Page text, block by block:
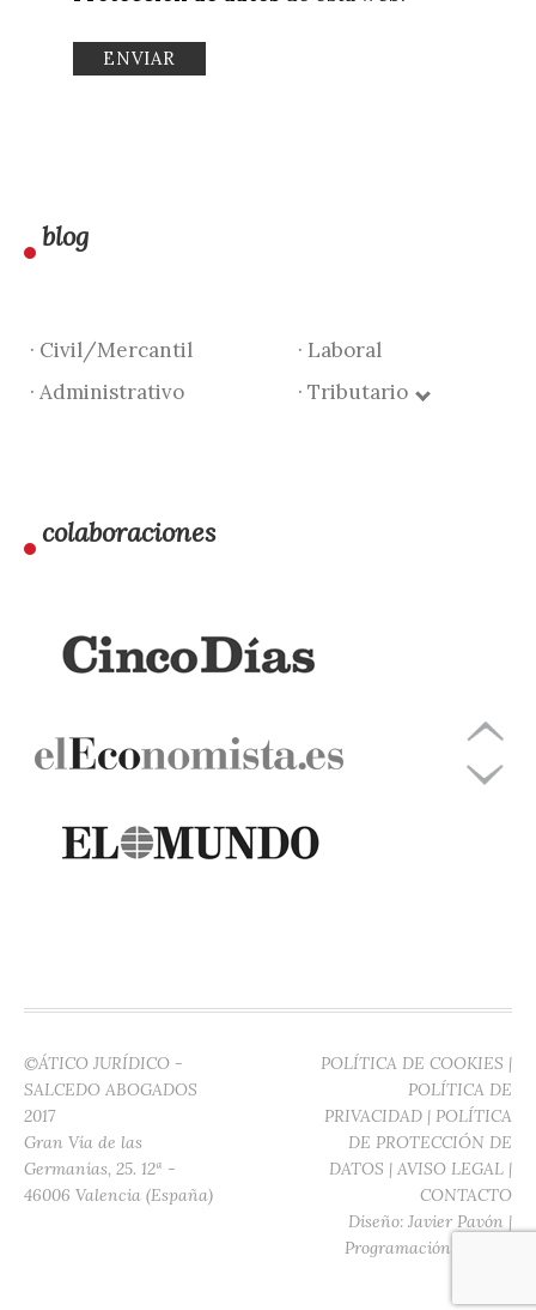
blog
· Civil/Mercantil
· Laboral
· Administrativo
· Tributario
colaboraciones
©ÁTICO JURÍDICO -
SALCEDO ABOGADOS
2017
Gran Vía de las
Germanías, 25. 12ª -
46006 Valencia (España)
POLÍTICA DE COOKIES |
POLÍTICA DE
PRIVACIDAD | POLÍTICA
DE PROTECCIÓN DE
DATOS | AVISO LEGAL |
CONTACTO
Diseño: Javier Pavón |
Programación: